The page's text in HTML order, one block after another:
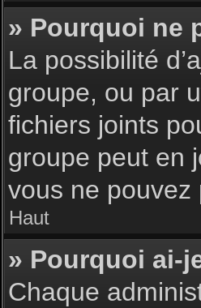
» Pourquoi ne
La possibilité
groupe, ou par
fichiers joints
groupe peut en
vous ne
Haut
» Pourquoi ai-
Chaque